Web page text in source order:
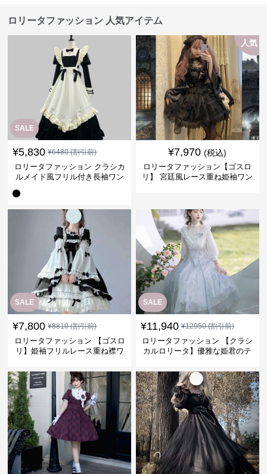
ロリータファッション 人気アイテム
SALE
¥5,830 ¥6480(割引前)
ロリータファッション クラシカ
ルメイド風フリル付き長袖ワン
人気
¥7,970 (税込)
ロリータファッション【ゴスロ
リ】 宮廷風レース重ね姫袖ワン
SALE
¥7,800 ¥8810(割引前)
ロリータファッション 【ゴスロ
リ】姫袖フリルレース重ね襟ワ
SALE
¥11,940 ¥12950(割引前)
ロリータファッション 【クラシ
カルロリータ】優雅な姫君のテ